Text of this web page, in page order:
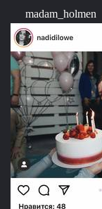
madam_holmen